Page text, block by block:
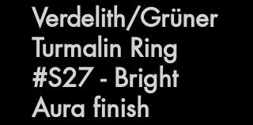
Verdelith/Grüner
Turmalin Ring
#S27 - Bright
Aura finish